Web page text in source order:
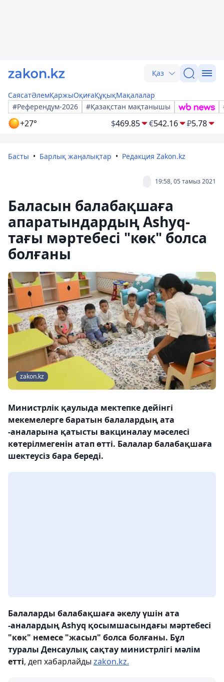
Қаз
СаясатӘлемҚаржыОқиғаҚұқықМақалалар
#Референдум-2026
#Қазақстан мақтанышы
+27° $469.85 €542.16 ₽5.78
Басты Барлық жаңалықтар Редакция Zakon.kz
19:58, 05 тамыз 2021
Баласын балабақшаға
апаратындардың Ashyq-
тағы мәртебесі "көк" болса
болғаны
zakon.kz
Министрлік қаулыда мектепке дейінгі
мекемелерге баратын балалардың ата
-аналарына қатысты вакциналау мәселесі
көтерілмегенін атап өтті. Балалар балабақшаға
шектеусіз бара береді.
Балаларды балабақшаға әкелу үшін ата
-аналардың Ashyq қосымшасындағы мәртебесі
"көк" немесе "жасыл" болса болғаны. Бұл
туралы Денсаулық сақтау министрлігі мәлім
етті, деп хабарлайды zakon.kz.